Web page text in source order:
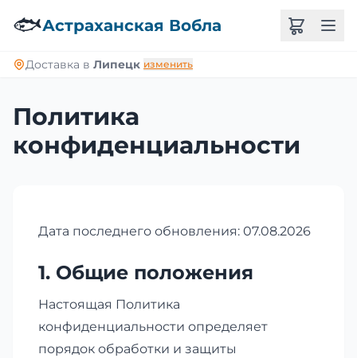
🐟Астраханская Вобла
Доставка в Липецк изменить
Политика
конфиденциальности
Дата последнего обновления: 07.08.2026
1. Общие положения
Настоящая Политика
конфиденциальности определяет
порядок обработки и защиты